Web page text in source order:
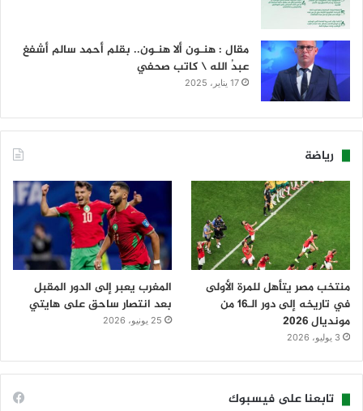
مقال : هنـون ألا هنـون.. بقلم أحمد سالم أشفغ
عبدُ الله \ كاتب صحفي
17 يناير، 2025
رياضة
منتخب مصر يتأهل للمرة الأولى
في تاريخه إلى دور الـ16 من
مونديال 2026
3 يوليو، 2026
المغرب يعبر إلى الدور المقبل
بعد انتصار ساحق على هايتي
25 يونيو، 2026
تابعنا على فيسبوك